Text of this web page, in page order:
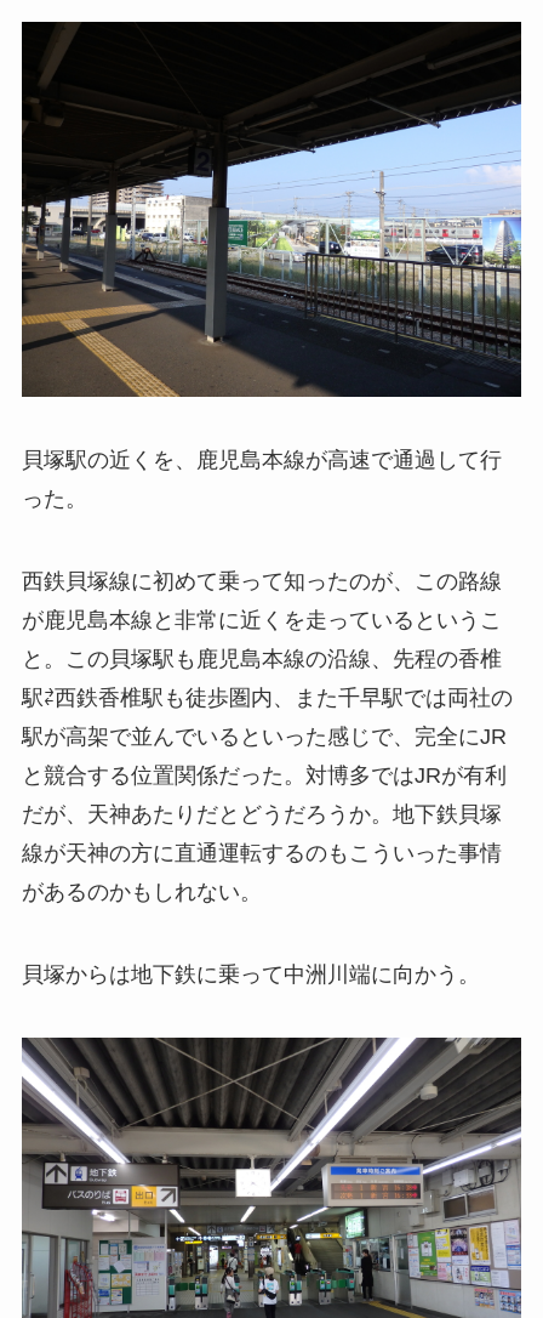
貝塚駅の近くを、鹿児島本線が高速で通過して行
った。
西鉄貝塚線に初めて乗って知ったのが、この路線
が鹿児島本線と非常に近くを走っているというこ
と。この貝塚駅も鹿児島本線の沿線、先程の香椎
駅⇄西鉄香椎駅も徒歩圏内、また千早駅では両社の
駅が高架で並んでいるといった感じで、完全にJR
と競合する位置関係だった。対博多ではJRが有利
だが、天神あたりだとどうだろうか。地下鉄貝塚
線が天神の方に直通運転するのもこういった事情
があるのかもしれない。
貝塚からは地下鉄に乗って中洲川端に向かう。